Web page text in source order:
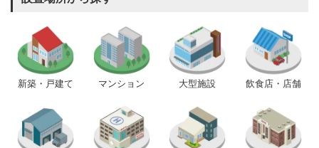
新築・戸建て マンション 大型施設 飲食店・店舗